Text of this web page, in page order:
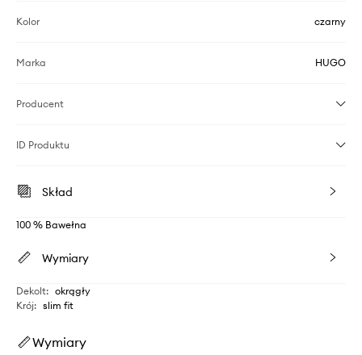
Kolor czarny
Marka HUGO
Producent
ID Produktu
Skład
100 % Bawełna
Wymiary
Dekolt: okrągły
Krój: slim fit
Wymiary